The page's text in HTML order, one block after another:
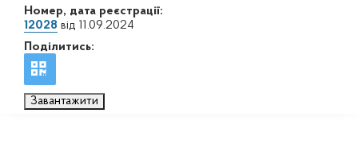
Номер, дата реєстрації:
12028 від 11.09.2024
Поділитись:
Завантажити